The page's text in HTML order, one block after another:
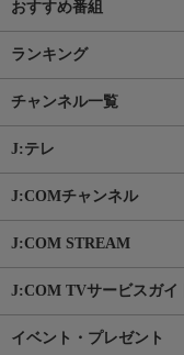
おすすめ番組
ランキング
チャンネル一覧
J:テレ
J:COMチャンネル
J:COM STREAM
J:COM TVサービスガイ
イベント・プレゼント